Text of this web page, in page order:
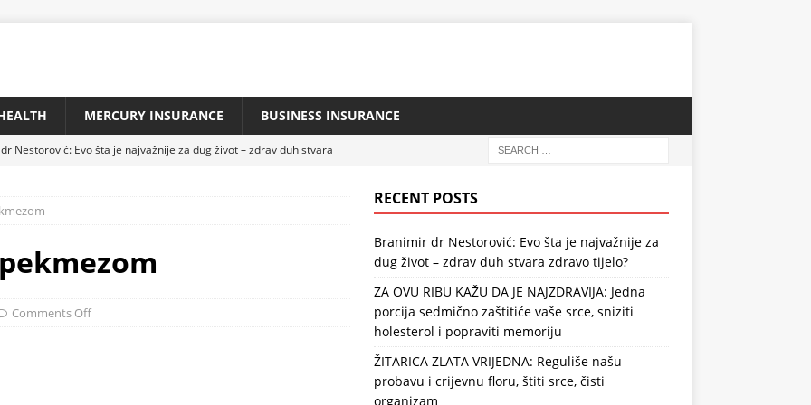
MERCURY INSURANCE BUSINESS INSURANCE
Nestorović: Evo šta je najvažnije za dug život – zdrav duh stvara
KAŽU DA JE NAJZDRAVIJA: Jedna porcija sedmično zaštitiće
ZLATA VRIJEDNA: Reguliše našu probavu i crijevnu floru, štiti srce,
Comments Off
RECENT POSTS
Branimir dr Nestorović: Evo šta je najvažnije za
dug život – zdrav duh stvara zdravo tijelo?
ZA OVU RIBU KAŽU DA JE NAJZDRAVIJA: Jedna
porcija sedmično zaštitiće vaše srce, sniziti
holesterol i popraviti memoriju
ŽITARICA ZLATA VRIJEDNA: Reguliše našu
probavu i crijevnu floru, štiti srce, čisti
organizam